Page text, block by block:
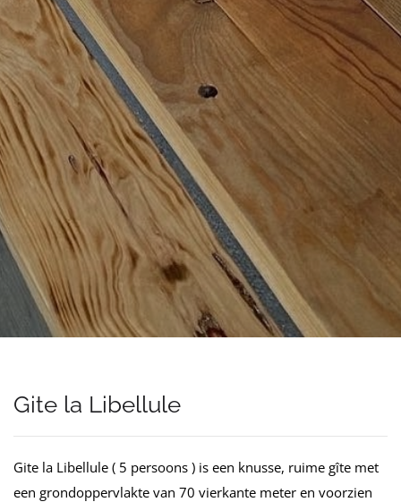
Gite la Libellule
Gite la Libellule ( 5 persoons ) is een knusse, ruime gîte met
een grondoppervlakte van 70 vierkante meter en voorzien